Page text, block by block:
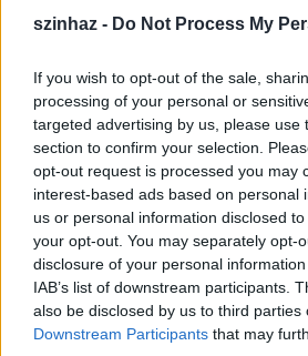
szinhaz - Do Not Process My
If you wish to opt-out of the sale,
processing of your personal or
targeted advertising by us, please use
section to confirm your selection.
opt-out request is processed you may
interest-based ads based on personal
us or personal information disclosed
your opt-out. You may separately opt-
disclosure of your personal
IAB’s list of downstream participants.
also be disclosed by us to third parties
Downstream Participants that may
Szaknévsorba?
Minden olyan honlapot
színházzal, színházzal
foglalkozik. A honlap
fenntartójának el kell helyeznie
ahova a Színházi Szaknévsorból
Színház.hu logóját, amely egy
kinyitja a Portál főoldalát, azaz
www.szinhaz.hu url-re. A logót,
és felbontásban a
lehet letölteni.